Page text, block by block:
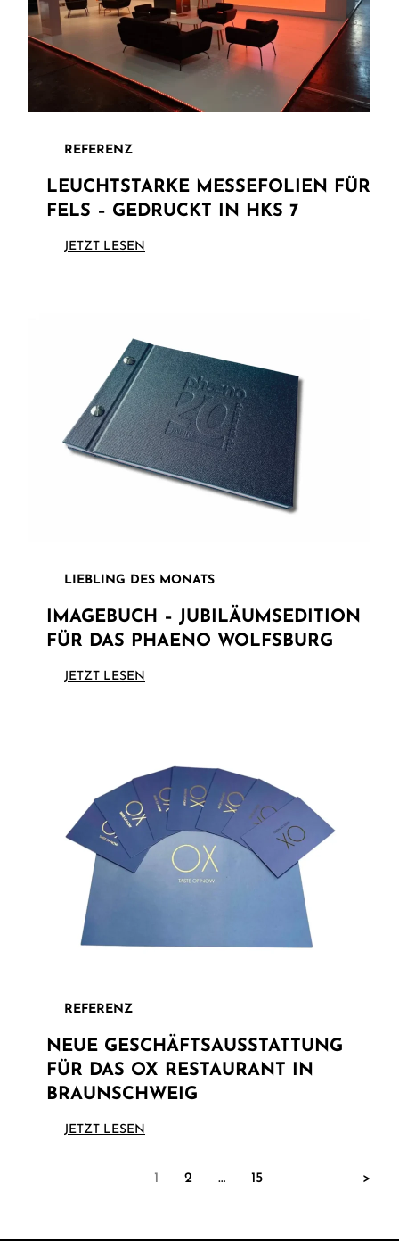
REFERENZ
LEUCHTSTARKE MESSEFOLIEN FÜR
FELS – GEDRUCKT IN HKS 7
JETZT LESEN
LIEBLING DES MONATS
IMAGEBUCH – JUBILÄUMSEDITION
FÜR DAS PHAENO WOLFSBURG
JETZT LESEN
REFERENZ
NEUE GESCHÄFTSAUSSTATTUNG
FÜR DAS OX RESTAURANT IN
BRAUNSCHWEIG
JETZT LESEN
1 2 … 15 >